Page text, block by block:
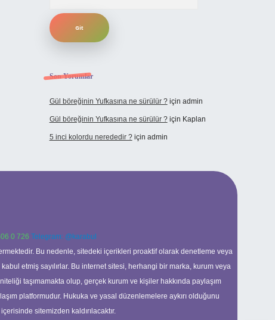
Son Yorumlar
Gül böreğinin Yufkasına ne sürülür ?için admin
Gül böreğinin Yufkasına ne sürülür ?için Kaplan
5 inci kolordu nerededir ?için admin
0 726 Telegram: @karabul
Bu nedenle, sitedeki içerikleri proaktif olarak denetleme veya
etmiş sayılırlar. Bu internet sitesi, herhangi bir marka, kurum veya
taşımamakta olup, gerçek kurum ve kişiler hakkında paylaşım
platformudur. Hukuka ve yasal düzenlemelere aykırı olduğunu
sitemizden kaldırılacaktır.